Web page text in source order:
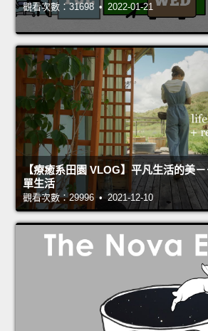
觀看次數：31698 • 2022-01-21
【療癒系田園 VLOG】平凡生活的美
單生活
觀看次數：29996 • 2021-12-10